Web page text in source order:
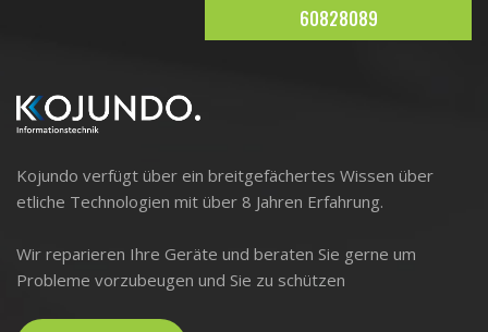
60828089
Kojundo verfügt über ein breitgefächertes Wissen über
etliche Technologien mit über 8 Jahren Erfahrung.
Wir reparieren Ihre Geräte und beraten Sie gerne um
Probleme vorzubeugen und Sie zu schützen